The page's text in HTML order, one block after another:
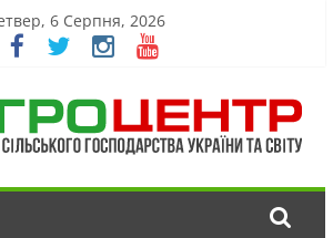
6 Серпня, 2026